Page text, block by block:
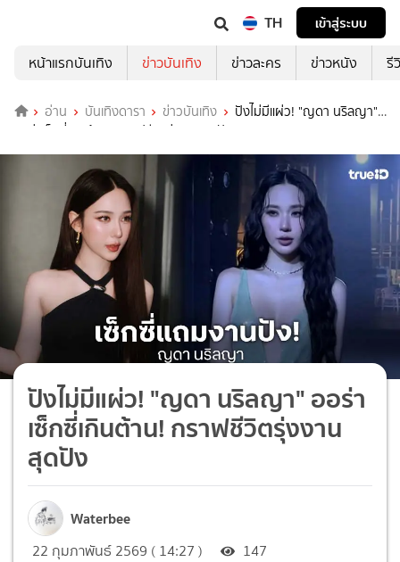
TH
เข้าสู่ระบบ
หน้าแรกบันเทิง
ข่าวบันเทิง ข่าวละคร ข่าวหนัง รี
อ่าน บันเทิงดารา ข่าวบันเทิง
ปังไม่มีแผ่ว! "ญดา นริลญา"
ออร่าเซ็กซี่เกินต้าน! กราฟชีวิตรุ่งงานสุดปัง
ปังไม่มีแผ่ว! "ญดา นริลญา" ออร่า
เซ็กซี่เกินต้าน! กราฟชีวิตรุ่งงาน
สุดปัง
Waterbee
22 กุมภาพันธ์ 2569 ( 14:27 ) 147